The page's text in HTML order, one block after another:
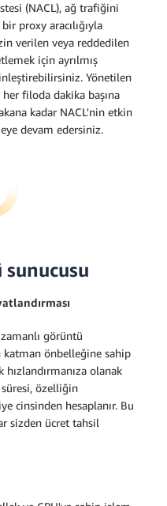
(NACL), ağ trafiğini
proxy aracılığıyla
verilen veya reddedilen
için ayrılmış
Yönetilen
filoda dakika başına
kadar NACL'nin etkin
devam edersiniz.
görüntü
önbelleğine sahip
olanak
özelliğin
cinsinden hesaplanır. Bu
sizden ücret tahsil